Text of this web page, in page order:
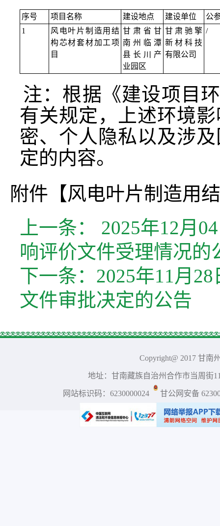
序号 项目名称 建设地点 建设单位
公
1
风电叶片制造用结
构芯材套材加工项
目
甘肃省甘
南州临潭
县长川产
业园区
甘肃驰擎
新材科技
有限公司
/
注：根据《建设项目
有关规定，上述环境
密、个人隐私以及涉
定的内容。
附件【风电叶片制造用
上一条：
2025年12月
响评价文件受理情况的
下一条： 2025年11月
文件审批决定的公告
Copyright@ 2017 甘南
地址：甘南藏族自治州合作市当周街
网站标识码：6230000024 甘公网安备